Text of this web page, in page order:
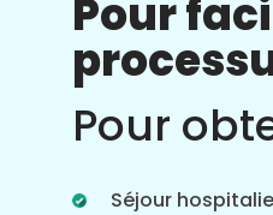
Pour
Pour
Séjour
Nos avantages
Après
Suivi des
Bénéficiez d'une
vos problèmes à tout